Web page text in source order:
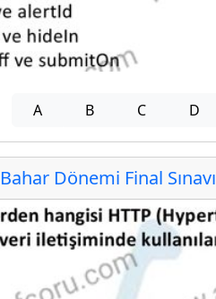
A B C D
Dönemi Final Sınavı